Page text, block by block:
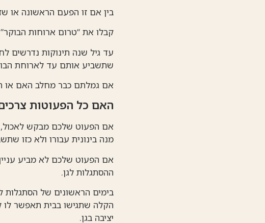
בין אם זו הפעם הראשונה או
קבלו את “טרום ארוחות
עד גיל שנה תינוקות נדרשים
שתשביע אותם עד לארוחת
אם גמלתם כבר מחלב האם או
האם כל הפעוטות
אם הפעוט שלכם מבקש לאכול,
מנה בינונית עבורו ולא כזו
אם הפעוט שלכם לא מביע
ההסתגלות לגן.
בימים הראשונים של
הקלה שתגישו בבית תאפשר לו
יציבה בגן.